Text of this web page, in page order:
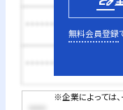
********円
無料会員登録
※企業によっては